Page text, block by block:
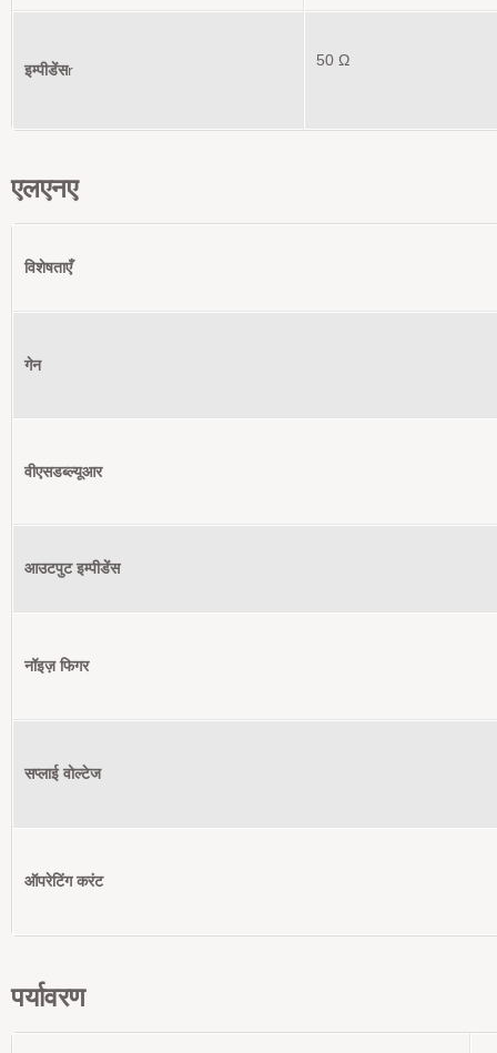
इम्पीडेंसr
50 Ω
एलएनए
विशेषताएँ
गेन
वीएसडब्ल्यूआर
आउटपुट इम्पीडेंस
नॉइज़ फिगर
सप्लाई वोल्टेज
ऑपरेटिंग करंट
पर्यावरण